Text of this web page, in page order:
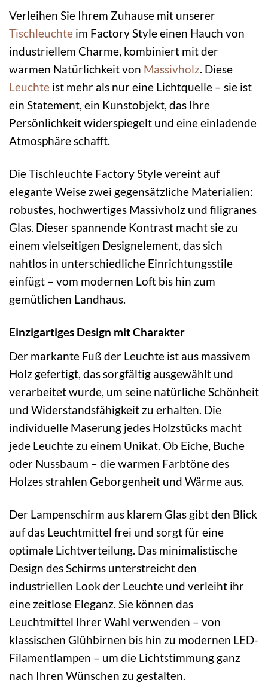
Verleihen Sie Ihrem Zuhause mit unserer
Tischleuchte im Factory Style einen Hauch von
industriellem Charme, kombiniert mit der
warmen Natürlichkeit von Massivholz. Diese
Leuchte ist mehr als nur eine Lichtquelle – sie ist
ein Statement, ein Kunstobjekt, das Ihre
Persönlichkeit widerspiegelt und eine einladende
Atmosphäre schafft.
Die Tischleuchte Factory Style vereint auf
elegante Weise zwei gegensätzliche Materialien:
robustes, hochwertiges Massivholz und filigranes
Glas. Dieser spannende Kontrast macht sie zu
einem vielseitigen Designelement, das sich
nahtlos in unterschiedliche Einrichtungsstile
einfügt – vom modernen Loft bis hin zum
gemütlichen Landhaus.
Einzigartiges Design mit Charakter
Der markante Fuß der Leuchte ist aus massivem
Holz gefertigt, das sorgfältig ausgewählt und
verarbeitet wurde, um seine natürliche Schönheit
und Widerstandsfähigkeit zu erhalten. Die
individuelle Maserung jedes Holzstücks macht
jede Leuchte zu einem Unikat. Ob Eiche, Buche
oder Nussbaum – die warmen Farbtöne des
Holzes strahlen Geborgenheit und Wärme aus.
Der Lampenschirm aus klarem Glas gibt den Blick
auf das Leuchtmittel frei und sorgt für eine
optimale Lichtverteilung. Das minimalistische
Design des Schirms unterstreicht den
industriellen Look der Leuchte und verleiht ihr
eine zeitlose Eleganz. Sie können das
Leuchtmittel Ihrer Wahl verwenden – von
klassischen Glühbirnen bis hin zu modernen LED-
Filamentlampen – um die Lichtstimmung ganz
nach Ihren Wünschen zu gestalten.